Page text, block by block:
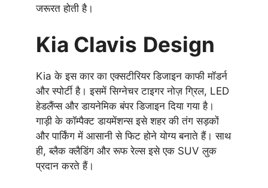
जरूरत होती है।
Kia Clavis Design
Kia के इस कार का एक्सटीरियर डिजाइन काफी मॉडर्न
और स्पोर्टी है। इसमें सिग्नेचर टाइगर नोज़ ग्रिल, LED
हेडलैंप्स और डायनेमिक बंपर डिजाइन दिया गया है।
गाड़ी के कॉम्पैक्ट डायमेंशन्स इसे शहर की तंग सड़कों
और पार्किंग में आसानी से फिट होने योग्य बनाते हैं। साथ
ही, ब्लैक क्लैडिंग और रूफ रेल्स इसे एक SUV लुक
प्रदान करते हैं।